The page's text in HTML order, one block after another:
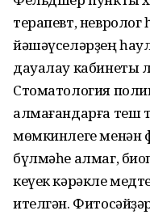
терапевт,
йәшәүселәрҙең
дауалау кабинеты
Стоматология
алмағандарға теш
мөмкинлеге менән
бүлмәһе алмаг,
кеүек кәрәкле
ителгән.